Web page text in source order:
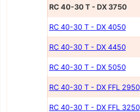
RC 40-30 T - DX 3750
RC 40-30 T - DX 4050
RC 40-30 T - DX 4450
RC 40-30 T - DX 5050
RC 40-30 T - DX FFL 2950
RC 40-30 T - DX FFL 3250